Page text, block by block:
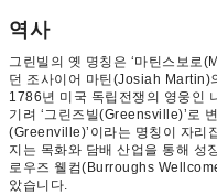
역사
그린빌의 옛 명칭은 ‘마틴스보로
던 조사이어 마틴(Josiah Martin)
1786년 미국 독립전쟁의 영웅인
기려 ‘그린즈빌(Greensville)’로
(Greenville)’이라는 명칭이 자리
지는 목화와 담배 산업을 통해 성
로우즈 웰컴(Burroughs
았습니다.